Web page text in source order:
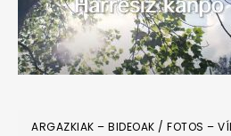
ARGAZKIAK – BIDEOAK / FOTOS –